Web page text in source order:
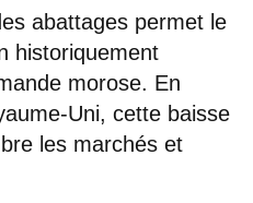
abattages permet le
historiquement
morose. En
Uni, cette baisse
les marchés et